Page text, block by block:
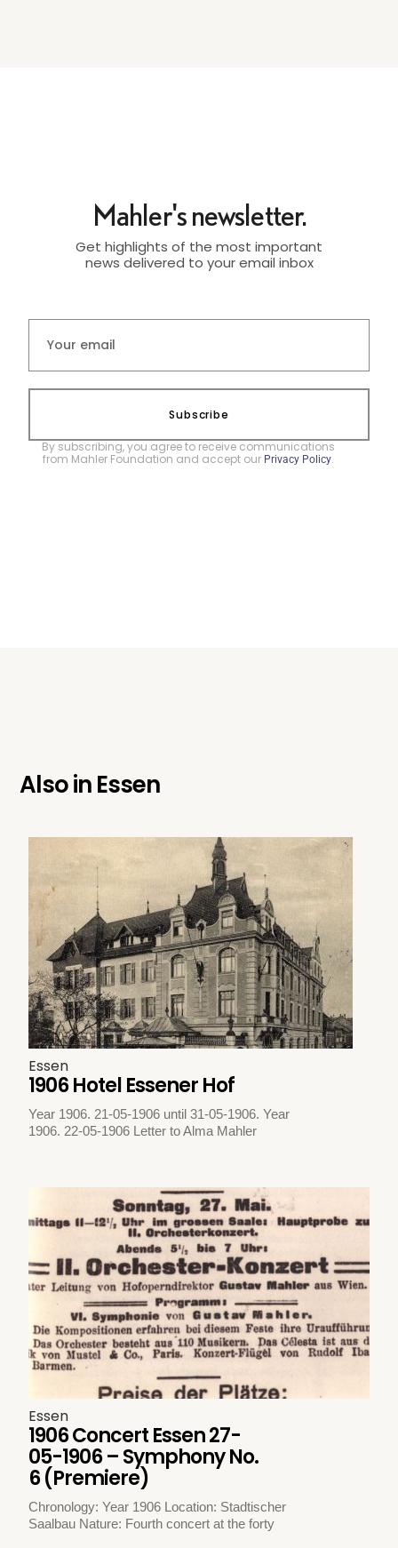
Mahler's newsletter.
Get highlights of the most important
news delivered to your email inbox
Subscribe
By subscribing, you agree to receive communications
from Mahler Foundation and accept our Privacy Policy.
Also inEssen
Essen
1906 Hotel Essener Hof
Year 1906. 21-05-1906 until 31-05-1906. Year
1906. 22-05-1906 Letter to Alma Mahler
Essen
1906 Concert Essen 27-
05-1906 – Symphony No.
6 (Premiere)
Chronology: Year 1906 Location: Stadtischer
Saalbau Nature: Fourth concert at the forty